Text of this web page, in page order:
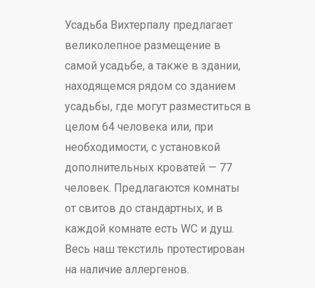
Усадьба Вихтерпалу предлагает
великолепное размещение в
самой усадьбе, а также в здании,
находящемся рядом со зданием
усадьбы, где могут разместиться в
целом 64 человека или, при
необходимости, с установкой
дополнительных кроватей — 77
человек. Предлагаются комнаты
от свитов до стандартных, и в
каждой комнате есть WC и душ.
Весь наш текстиль протестирован
на наличие аллергенов.